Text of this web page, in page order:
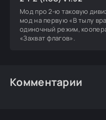
Мод про 2-ю таковую
мод на первую «В тылу
одиночный режим,
«Захват флагов».
Комментарии